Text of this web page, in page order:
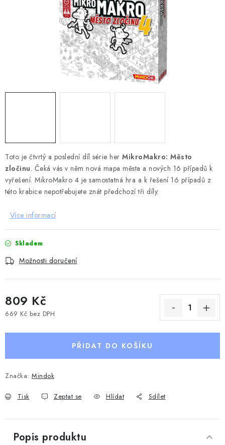
ZÁJMOVÉ ORGANIZACE
ZÁKLADNÍ A MATEŘSKÉ ŠKOLY, STŘEDNÍ ŠKOLY A
JINÁ VZDĚLÁVACÍ ZAŘÍZENÍ
Obchodní podmínky
Doprava a platba
Podmínky ochrany osobních údajů
Kalendář akcí Bohemian Games 🎉
Kde koupit hry Bohemian Games
Zákaznická podpora
Provizní systém
Toto je čtvrtý a poslední díl série her MikroMakro: Město
zločinu. Čeká vás v něm nová mapa města a nových 16 případů k
vyřešení. MikroMakro 4 je samostatná hra a k řešení 16 případů z
této krabice nepotřebujete znát předchozí tři díly.
Více informací
Skladem
Možnosti doručení
809 Kč
669 Kč bez DPH
PŘIDAT DO KOŠÍKU
Značka: Mindok
Tisk Zeptat se Hlídat Sdílet
Popis produktu